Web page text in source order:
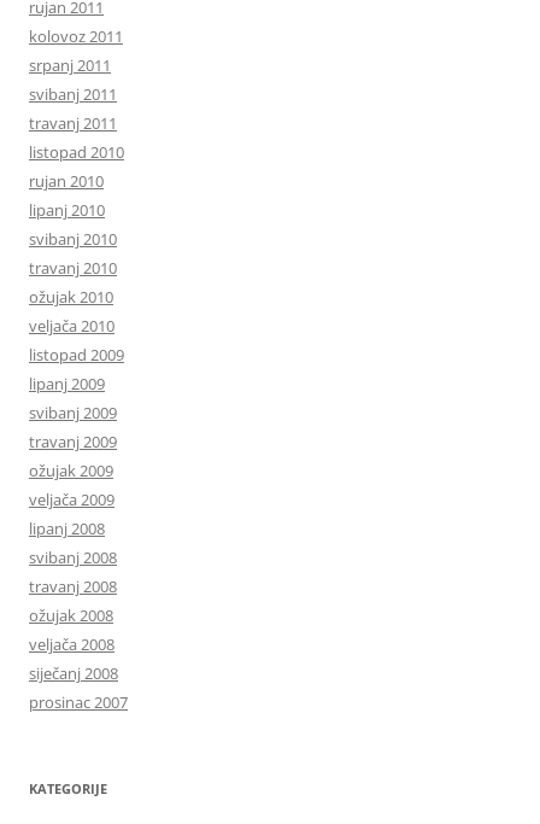
rujan 2011
kolovoz 2011
srpanj 2011
svibanj 2011
travanj 2011
listopad 2010
rujan 2010
lipanj 2010
svibanj 2010
travanj 2010
ožujak 2010
veljača 2010
listopad 2009
lipanj 2009
svibanj 2009
travanj 2009
ožujak 2009
veljača 2009
lipanj 2008
svibanj 2008
travanj 2008
ožujak 2008
veljača 2008
siječanj 2008
prosinac 2007
KATEGORIJE